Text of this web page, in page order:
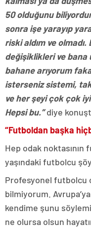
50 olduğunu
sonra işe yarayıp
riski aldım ve
değişiklikleri ve bana
bahane arıyorum
isterseniz sistemi,
ve her şeyi çok çok
Hepsi bu.”diye
“Futboldan başka
Hep odak
yaşındaki futbolcu
Profesyonel futbolcu
bilmiyorum.
kendime şunu
ne olursa olsun